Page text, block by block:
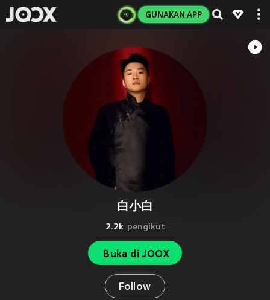
GUNAKAN APP
白小白
2.2k pengikut
Buka di JOOX
Follow